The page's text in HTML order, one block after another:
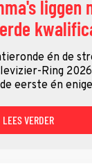
liggen
én de
Ring
eerste én
LEES VERDER